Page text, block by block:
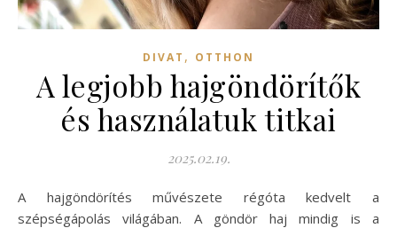
DIVAT , OTTHON
A legjobb hajgöndörítők
és használatuk titkai
2025.02.19.
A hajgöndörítés művészete régóta kedvelt a
szépségápolás világában. A göndör haj mindig is a